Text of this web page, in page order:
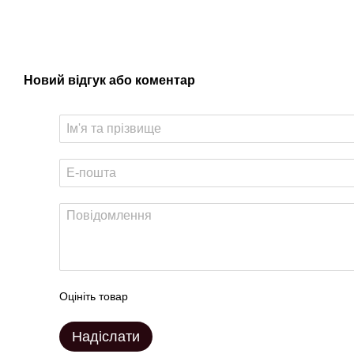
Новий відгук або коментар
Оцініть товар
Надіслати